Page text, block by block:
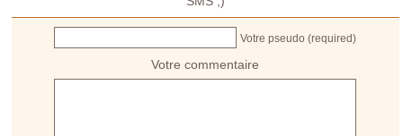
Votre pseudo (required)
Votre commentaire